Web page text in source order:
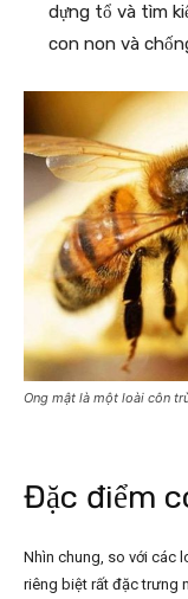
dựng tổ và tìm
con non và
Ong mật là một loài côn
Đặc điểm
Nhìn chung, so với các
riêng biệt rất đặc trưng